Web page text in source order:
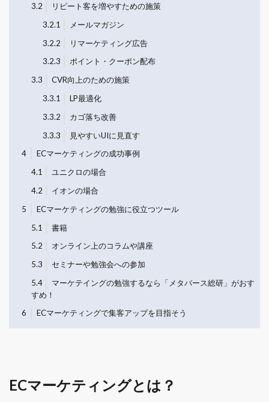
3.2
リピート客を増やすための施策
3.2.1
メールマガジン
3.2.2
リマーケティング広告
3.2.3
ポイント・クーポン配布
3.3
CVR向上のための施策
3.3.1
LP最適化
3.3.2
カゴ落ち改善
3.3.3
見やすいUIに見直す
4
ECマーケティングの成功事例
4.1
ユニクロの場合
4.2
イオンの場合
5
ECマーケティングの勉強に役立つツール
5.1
書籍
5.2
オンライン上のコラムや講座
5.3
セミナーや勉強会への参加
5.4
マーケテイングの勉強するなら「メタバース総研」がおす
すめ！
6
ECマーケティングで集客アップを目指そう
ECマーケティングとは？